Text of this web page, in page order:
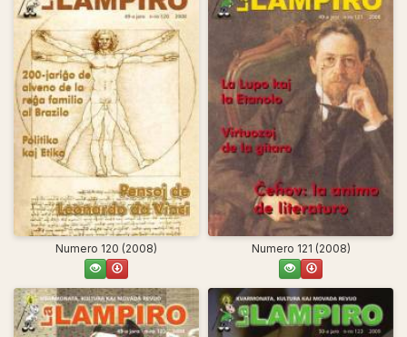
Numero 120 (2008) Numero 121 (2008)